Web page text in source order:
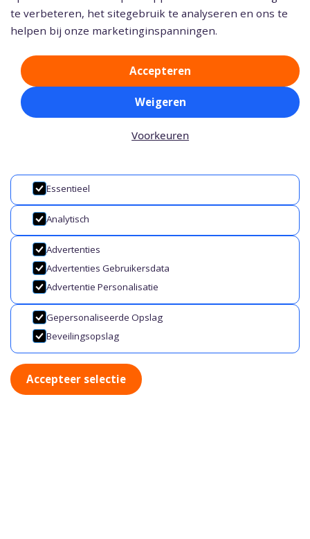
te verbeteren, het sitegebruik te analyseren en ons te
helpen bij onze marketinginspanningen.
Voorkeuren
Weigeren
Accepteren
Essentieel
Analytisch
Advertenties
Advertenties Gebruikersdata
Advertentie Personalisatie
Gepersonaliseerde Opslag
Beveilingsopslag
Accepteer selectie